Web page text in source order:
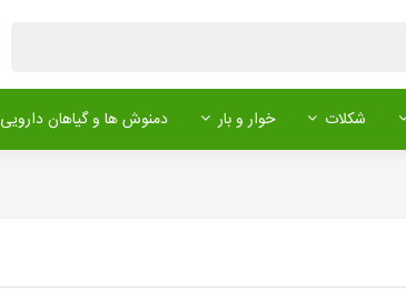
شکلات خوار و بار دمنوش ها و گیاهان دارویی